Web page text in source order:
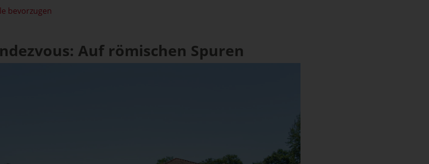
bevorzugen
Auf römischen Spuren